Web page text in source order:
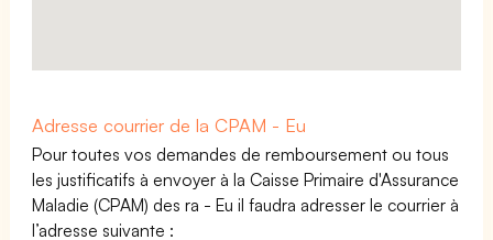
Adresse courrier de la CPAM - Eu
Pour toutes vos demandes de remboursement ou tous
les justificatifs à envoyer à la Caisse Primaire d'Assurance
Maladie (CPAM) des ra - Eu il faudra adresser le courrier à
l’adresse suivante :